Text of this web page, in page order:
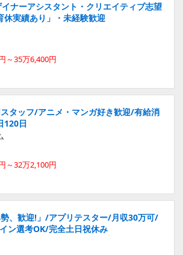
ナーアシスタント・クリエイティブ志望
休実績あり」・未経験歓迎
～35万6,400円
タッフ/アニメ・マンガ好き歓迎/有給消
120日
～32万2,100円
勢、歓迎!」/アプリテスター/月収30万可/
ン選考OK/完全土日祝休み